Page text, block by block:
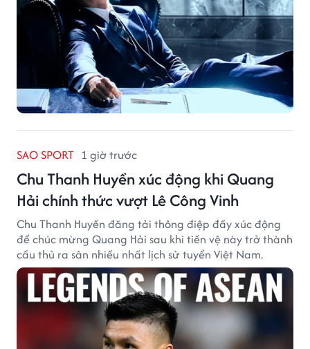
SAO SPORT 1 giờ trước
Chu Thanh Huyền xúc động khi Quang
Hải chính thức vượt Lê Công Vinh
Chu Thanh Huyền đăng tải thông điệp đầy xúc động
để chúc mừng Quang Hải sau khi tiền vệ này trở thành
cầu thủ ra sân nhiều nhất lịch sử tuyển Việt Nam.